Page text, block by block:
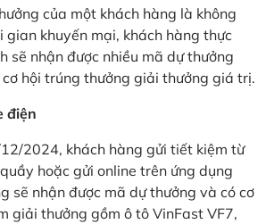
của một khách hàng là không
gian khuyến mại, khách hàng thực
sẽ nhận được nhiều mã dự thưởng
hội trúng thưởng giải thưởng giá trị.
điện
2024, khách hàng gửi tiết kiệm từ
hoặc gửi online trên ứng dụng
sẽ nhận được mã dự thưởng và có cơ
giải thưởng gồm ô tô VinFast VF7,